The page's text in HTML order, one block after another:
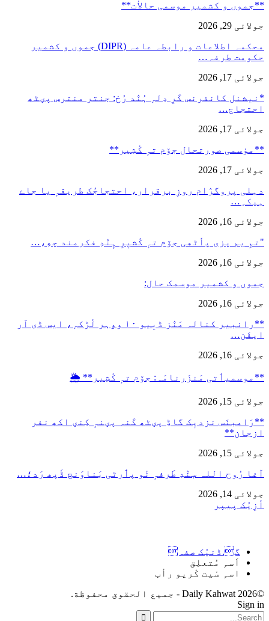
**جموں و كشمیر موسمی حالأت**
جولائی 29, 2026
محکمہ اطلاعات و رابطہ عامہ (DIPR) جموں و کشمیر
حکومت طرفہ…
جولائی 17, 2026
*نیشنل کانفرنس کَرِ دِلہِ ہُنٛد رُخ: جنتر منترس پؠٹھ
احتجاج…
جولائی 17, 2026
**مؤسمی صورتحال جۆم تہٕ کٔشِیر**
جولائی 17, 2026
دہلی پروگرٛام روزِ برقرار، احتجاجُک طریقہٕ یا جاے
ہیکہِ…
جولائی 16, 2026
"تمِ یم پزی پٲٹھی جۆم تہٕ کٔشیٖرِ ہٕنٛدِ فکرمند چھِ،…
جولائی 16, 2026
جموں و کشمیر موسمک حال:
جولائی 16, 2026
**رانبیر کنالہ مَنٛز ڈبِیو ۱۰ وۄہر لٔڑکہِ، ایس ڈی آر
ایفَن…
جولائی 16, 2026
**موسمیٲتی مَنزَرنامَہ: جۆم تہٕ کٔشِیر** 🌦️
جولائی 15, 2026
**رَامبنَس نزدیٖک گاڈِ پؠٹھ کَنہ پؠنہٕ کِنؠ اکھ نفر
ازجان**
جولائی 15, 2026
آغا رُوح اللہ سٕنٛدِ طَرفہٕ نٔو پٲرٹی بَناوَنچ ڈَپھ رَد؛…
جولائی 14, 2026
أزِیُک پیپر
گ.ڈنیُک صفہ
اَسہِ مُتعلِق
اسہِ سْیت کْریو رأب
©2026 Daily Kahwat - جميع الحقوق محفوظة.
Sign in